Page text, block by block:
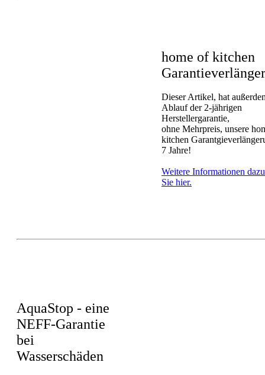
home of kitchen
Dieser Artikel, hat
Ablauf der 2-jährigen
Herstellergarantie,
ohne Mehrpreis, unsere
kitchen
7 Jahre!
Weitere Informationen
Sie hier.
AquaStop - eine
NEFF-Garantie
bei
Wasserschäden